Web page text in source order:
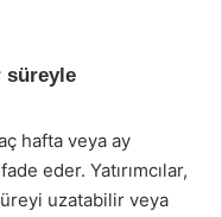
süreyle
hafta veya ay
eder. Yatırımcılar,
uzatabilir veya